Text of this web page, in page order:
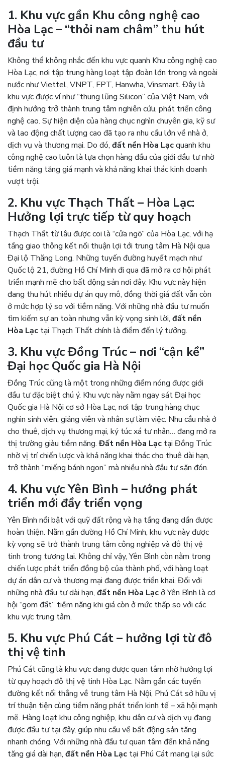
1. Khu vực gần Khu công nghệ cao
Hòa Lạc – “thỏi nam châm” thu hút
đầu tư
Không thể không nhắc đến khu vực quanh Khu công nghệ cao
Hòa Lạc, nơi tập trung hàng loạt tập đoàn lớn trong và ngoài
nước như Viettel, VNPT, FPT, Hanwha, Vinsmart. Đây là
khu vực được ví như “thung lũng Silicon” của Việt Nam, với
định hướng trở thành trung tâm nghiên cứu, phát triển công
nghệ cao. Sự hiện diện của hàng chục nghìn chuyên gia, kỹ sư
và lao động chất lượng cao đã tạo ra nhu cầu lớn về nhà ở,
dịch vụ và thương mại. Do đó, đất nền Hòa Lạcquanh khu
công nghệ cao luôn là lựa chọn hàng đầu của giới đầu tư nhờ
tiềm năng tăng giá mạnh và khả năng khai thác kinh doanh
vượt trội.
2. Khu vực Thạch Thất – Hòa Lạc:
Hưởng lợi trực tiếp từ quy hoạch
Thạch Thất từ lâu được coi là “cửa ngõ” của Hòa Lạc, với hạ
tầng giao thông kết nối thuận lợi tới trung tâm Hà Nội qua
Đại lộ Thăng Long. Những tuyến đường huyết mạch như
Quốc lộ 21, đường Hồ Chí Minh đi qua đã mở ra cơ hội phát
triển mạnh mẽ cho bất động sản nơi đây. Khu vực này hiện
đang thu hút nhiều dự án quy mô, đồng thời giá đất vẫn còn
ở mức hợp lý so với tiềm năng. Với những nhà đầu tư muốn
tìm kiếm sự an toàn nhưng vẫn kỳ vọng sinh lời, đất nền
Hòa Lạc tại Thạch Thất chính là điểm đến lý tưởng.
3. Khu vực Đồng Trúc – nơi “cận kề”
Đại học Quốc gia Hà Nội
Đồng Trúc cũng là một trong những điểm nóng được giới
đầu tư đặc biệt chú ý. Khu vực này nằm ngay sát Đại học
Quốc gia Hà Nội cơ sở Hòa Lạc, nơi tập trung hàng chục
nghìn sinh viên, giảng viên và nhân sự làm việc. Nhu cầu nhà ở
cho thuê, dịch vụ thương mại, ký túc xá tư nhân… đang mở ra
thị trường giàu tiềm năng.Đất nền Hòa Lạc tại Đồng Trúc
nhờ vị trí chiến lược và khả năng khai thác cho thuê dài hạn,
trở thành “miếng bánh ngon” mà nhiều nhà đầu tư săn đón.
4. Khu vực Yên Bình – hướng phát
triển mới đầy triển vọng
Yên Bình nổi bật với quỹ đất rộng và hạ tầng đang dần được
hoàn thiện. Nằm gần đường Hồ Chí Minh, khu vực này được
kỳ vọng sẽ trở thành trung tâm công nghiệp và đô thị vệ
tinh trong tương lai. Không chỉ vậy, Yên Bình còn nằm trong
chiến lược phát triển đồng bộ của thành phố, với hàng loạt
dự án dân cư và thương mại đang được triển khai. Đối với
những nhà đầu tư dài hạn, đất nền Hòa Lạcở Yên Bình là cơ
hội “gom đất” tiềm năng khi giá còn ở mức thấp so với các
khu vực trung tâm.
5. Khu vực Phú Cát – hưởng lợi từ đô
thị vệ tinh
Phú Cát cũng là khu vực đang được quan tâm nhờ hưởng lợi
từ quy hoạch đô thị vệ tinh Hòa Lạc. Nằm gần các tuyến
đường kết nối thẳng về trung tâm Hà Nội, Phú Cát sở hữu vị
trí thuận tiện cùng tiềm năng phát triển kinh tế – xã hội mạnh
mẽ. Hàng loạt khu công nghiệp, khu dân cư và dịch vụ đang
được đầu tư tại đây, giúp nhu cầu về bất động sản tăng
nhanh chóng. Với những nhà đầu tư quan tâm đến khả năng
tăng giá dài hạn, đất nền Hòa Lạc tại Phú Cát mang lại sức